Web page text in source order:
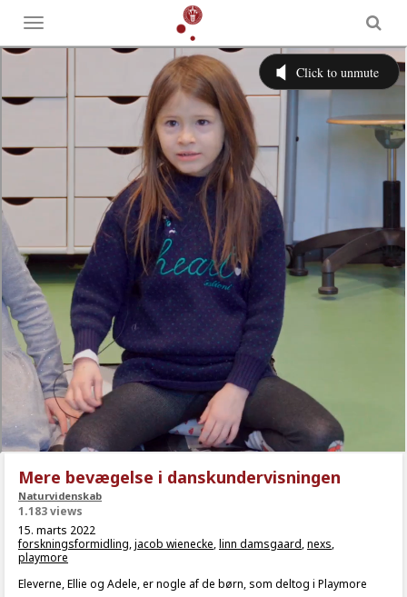
Toggle
menu
Mere bevægelse i danskundervisningen
Naturvidenskab
1.183 views
15. marts 2022
forskningsformidling,jacob wienecke,linn damsgaard,nexs,
playmore
Eleverne, Ellie og Adele, er nogle af de børn, som deltog i Playmore